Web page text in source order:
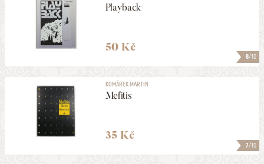
8/10
Playback
50 Kč
7/10
KOMÁREK MARTIN
Mefitis
35 Kč